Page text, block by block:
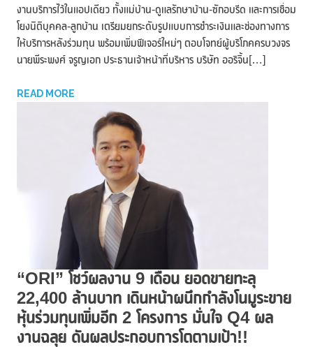
งานบริการไว้ในแอปเดียว ทั้งแม่บ้าน-ดูแลรักษาบ้าน-ซักอบรีด และการเชื่อม
โยงนิติบุคคล-ลูกบ้าน เตรียมยกระดับรูปแบบการชำระเงินและช่องทางการ
ให้บริการหลังร่วมทุน พร้อมเพิ่มฟีเจอร์ใหม่ๆ ตอบโจทย์ผู้บริโภคครบวงจร
นายพีระพงศ์ จรูญเอก ประธานเจ้าหน้าที่บริหาร บริษัท ออริจิ้น[…]
READ MORE
“ORI” โชว์ผลงาน 9 เดือน ยอดขายทะลุ
22,400 ล้านบาท เดินหน้าผนึกกำลังโนมูระขาย
หุ้นร่วมทุนเพิ่มอีก 2 โครงการ มั่นใจ Q4 ผล
งานฉลุย ดันผลประกอบการโตตามเป้า!!